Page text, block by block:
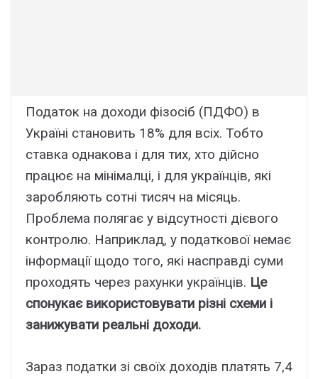
Податок на доходи фізосіб (ПДФО) в
Україні становить 18% для всіх. Тобто
ставка однакова і для тих, хто дійсно
працює на мінімалці, і для українців, які
заробляють сотні тисяч на місяць.
Проблема полягає у відсутності дієвого
контролю. Наприклад, у податкової немає
інформації щодо того, які насправді суми
проходять через рахунки українців. Це
спонукає використовувати різні схеми і
занижувати реальні доходи.
Зараз податки зі своїх доходів платять 7,4